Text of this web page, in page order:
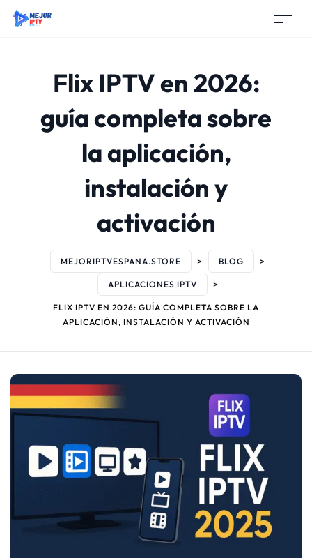
Flix IPTV en 2026:
guía completa sobre
la aplicación,
instalación y
activación
MEJORIPTVESPANA.STORE > BLOG >
APLICACIONES IPTV >
FLIX IPTV EN 2026: GUÍA COMPLETA SOBRE LA
APLICACIÓN, INSTALACIÓN Y ACTIVACIÓN